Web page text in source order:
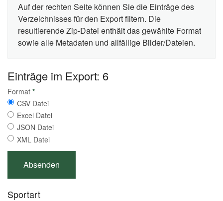
Auf der rechten Seite können Sie die Einträge des
Verzeichnisses für den Export filtern. Die
resultierende Zip-Datei enthält das gewählte Format
sowie alle Metadaten und allfällige Bilder/Dateien.
Einträge im Export: 6
Format *
CSV Datei
Excel Datei
JSON Datei
XML Datei
Sportart